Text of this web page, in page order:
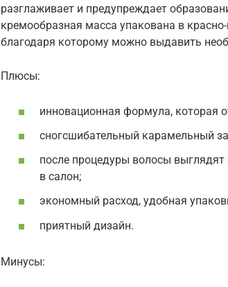
разглаживает и предупреждает
кремообразная масса упакована в
благодаря которому можно выдавить
Плюсы:
инновационная формула, которая
сногсшибательный карамельный
после процедуры волосы
в салон;
экономный расход, удобная
приятный дизайн.
Минусы: